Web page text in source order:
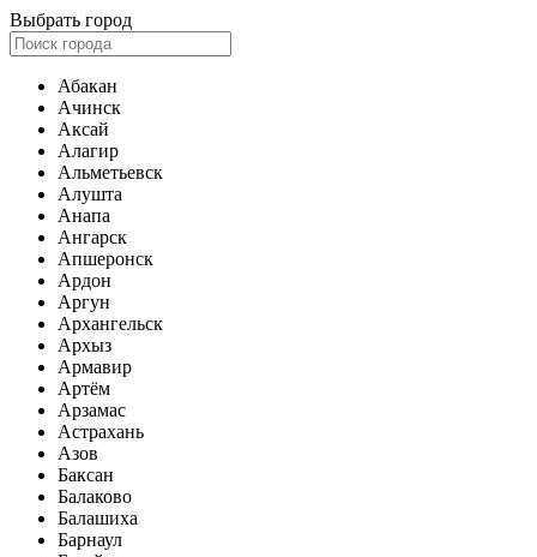
Выбрать город
Абакан
Ачинск
Аксай
Алагир
Альметьевск
Алушта
Анапа
Ангарск
Апшеронск
Ардон
Аргун
Архангельск
Архыз
Армавир
Артём
Арзамас
Астрахань
Азов
Баксан
Балаково
Балашиха
Барнаул